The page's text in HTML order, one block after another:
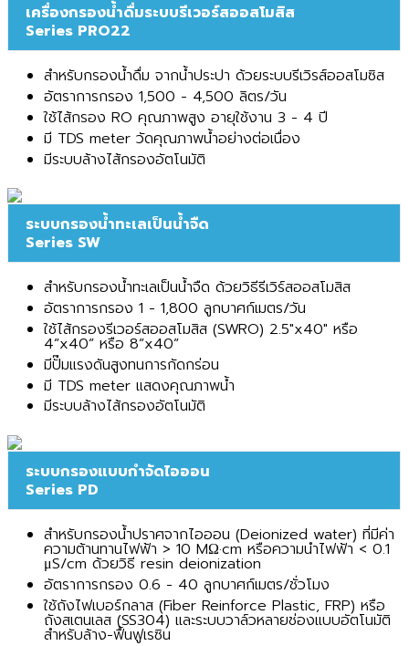
เครื่องกรองน้ำดื่มระบบรีเวอร์สออสโมสิส
Series PRO22
สำหรับกรองน้ำดื่ม จากน้ำประปา ด้วยระบบรีเวิรส์ออสโมซิส
อัตราการกรอง 1,500 - 4,500 ลิตร/วัน
ใช้ไส้กรอง RO คุณภาพสูง อายุใช้งาน 3 - 4 ปี
มี TDS meter วัดคุณภาพน้ำอย่างต่อเนื่อง
มีระบบล้างไส้กรองอัตโนมัติ
ระบบกรองน้ำทะเลเป็นน้ำจืด
Series SW
สำหรับกรองน้ำทะเลเป็นน้ำจืด ด้วยวิธีรีเวิร์สออสโมสิส
อัตราการกรอง 1 - 1,800 ลูกบาศก์เมตร/วัน
ใช้ไส้กรองรีเวอร์สออสโมสิส (SWRO) 2.5"x40" หรือ
4”x40” หรือ 8”x40”
มีปั๊มแรงดันสูงทนการกัดกร่อน
มี TDS meter แสดงคุณภาพน้ำ
มีระบบล้างไส้กรองอัตโนมัติ
ระบบกรองแบบกำจัดไอออน
Series PD
สำหรับกรองน้ำปราศจากไอออน (Deionized water) ที่มีค่า
ความต้านทานไฟฟ้า > 10 MΩ·cm หรือความนำไฟฟ้า < 0.1
μS/cm ด้วยวิธี resin deionization
อัตราการกรอง 0.6 - 40 ลูกบาศก์เมตร/ชั่วโมง
ใช้ถังไฟเบอร์กลาส (Fiber Reinforce Plastic, FRP) หรือ
ถังสเตนเลส (SS304) และระบบวาล์วหลายช่องแบบอัตโนมัติ
สำหรับล้าง-ฟื้นฟูเรซิน